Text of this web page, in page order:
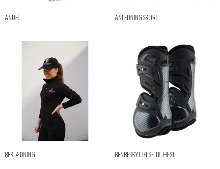
ANDET ANLEDNINGSKORT
BEKLÆDNING BENBESKYTTELSE TIL HEST